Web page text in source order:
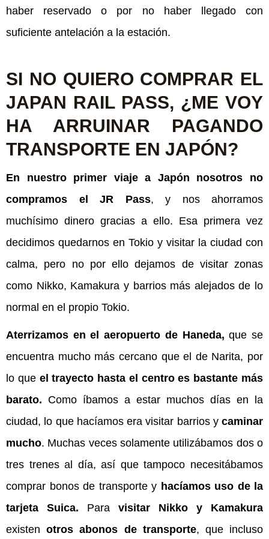
haber reservado o por no haber llegado con
suficiente antelación a la estación.
SI NO QUIERO COMPRAR EL
JAPAN RAIL PASS, ¿ME VOY
HA ARRUINAR PAGANDO
TRANSPORTE EN JAPÓN?
En nuestro primer viaje a Japón nosotros no
compramos el JR Pass, y nos ahorramos
muchísimo dinero gracias a ello. Esa primera vez
decidimos quedarnos en Tokio y visitar la ciudad con
calma, pero no por ello dejamos de visitar zonas
como Nikko, Kamakura y barrios más alejados de lo
normal en el propio Tokio.
Aterrizamos en el aeropuerto de Haneda, que se
encuentra mucho más cercano que el de Narita, por
lo que el trayecto hasta el centro es bastante más
barato. Como íbamos a estar muchos días en la
ciudad, lo que hacíamos era visitar barrios y caminar
mucho. Muchas veces solamente utilizábamos dos o
tres trenes al día, así que tampoco necesitábamos
comprar bonos de transporte y hacíamos uso de la
tarjeta Suica. Para visitar Nikko y Kamakura
existenotros abonos de transporte, que incluso